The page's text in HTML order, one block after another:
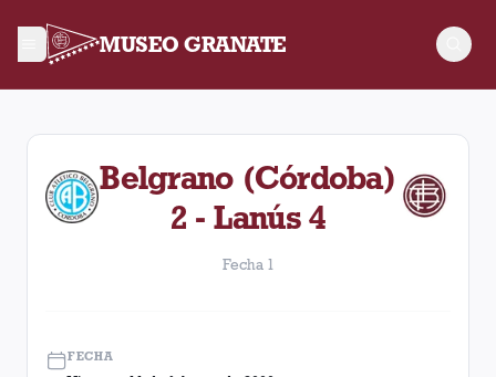
MUSEO GRANATE
Fecha 1. Partido entre Lanús y Belgrano (Córdoba)
Belgrano (Córdoba)
2 - Lanús 4
Fecha 1
FECHA